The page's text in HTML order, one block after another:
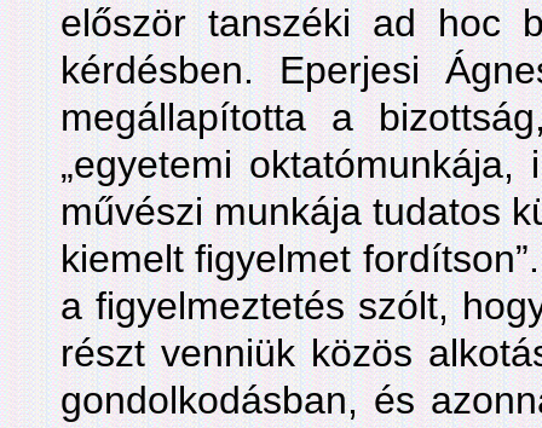
először tanszéki ad hoc
kérdésben. Eperjesi
megállapította a
„egyetemi
művészi munkája tudatos
kiemelt figyelmet
a figyelmeztetés szólt,
részt venniük közös
gondolkodásban, és